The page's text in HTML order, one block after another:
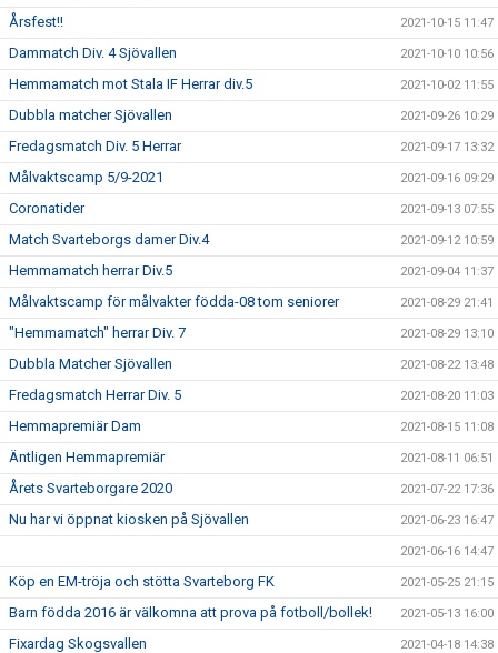
Årsfest!! 2021-10-15 11:47
Dammatch Div. 4 Sjövallen 2021-10-10 10:56
Hemmamatch mot Stala IF Herrar div.5 2021-10-02 11:55
Dubbla matcher Sjövallen 2021-09-26 10:29
Fredagsmatch Div. 5 Herrar 2021-09-17 13:32
Målvaktscamp 5/9-2021 2021-09-16 09:29
Coronatider 2021-09-13 07:55
Match Svarteborgs damer Div.4 2021-09-12 10:59
Hemmamatch herrar Div.5 2021-09-04 11:37
Målvaktscamp för målvakter födda-08 tom seniorer 2021-08-29 21:41
"Hemmamatch" herrar Div. 7 2021-08-29 13:10
Dubbla Matcher Sjövallen 2021-08-22 13:48
Fredagsmatch Herrar Div. 5 2021-08-20 11:03
Hemmapremiär Dam 2021-08-15 11:08
Äntligen Hemmapremiär 2021-08-11 06:51
Årets Svarteborgare 2020 2021-07-22 17:36
Nu har vi öppnat kiosken på Sjövallen 2021-06-23 16:47
2021-06-16 14:47
Köp en EM-tröja och stötta Svarteborg FK 2021-05-25 21:15
Barn födda 2016 är välkomna att prova på fotboll/bollek! 2021-05-13 16:00
Fixardag Skogsvallen 2021-04-18 14:38